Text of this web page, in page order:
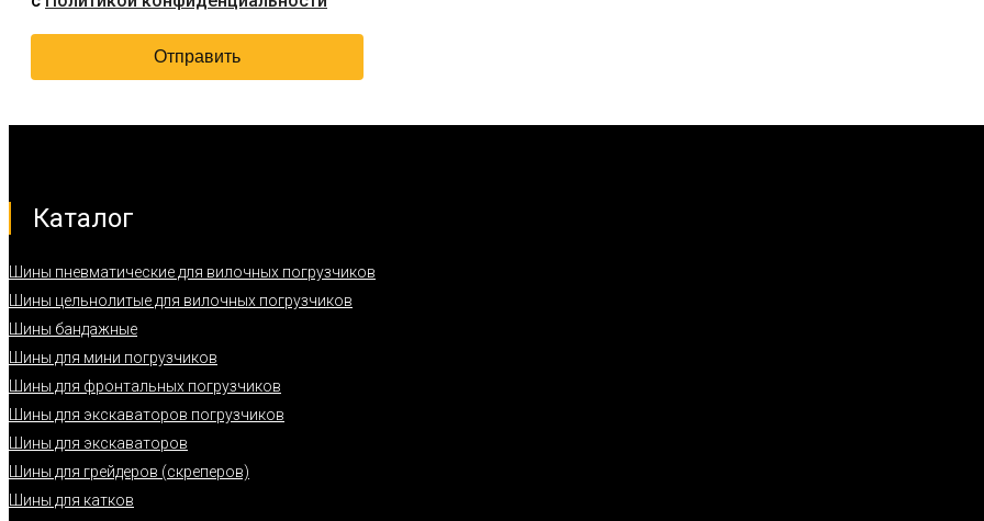
Каталог
Шины пневматические для вилочных погрузчиков
Шины цельнолитые для вилочных погрузчиков
Шины бандажные
Шины для мини погрузчиков
Шины для фронтальных погрузчиков
Шины для экскаваторов погрузчиков
Шины для экскаваторов
Шины для грейдеров (скреперов)
Шины для катков